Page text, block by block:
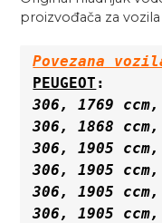
proizvođača za
Povezana
PEUGEOT
306, 1769 ccm,
306, 1868 ccm,
306, 1905 ccm,
306, 1905 ccm,
306, 1905 ccm,
306, 1905 ccm,